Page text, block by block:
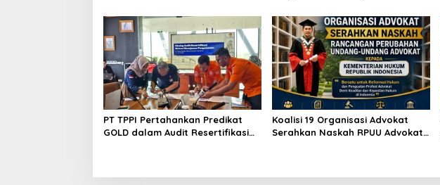
PT TPPI Pertahankan Predikat
GOLD dalam Audit Resertifikasi
Koalisi 19 Organisasi Advokat
Serahkan Naskah RPUU Advokat